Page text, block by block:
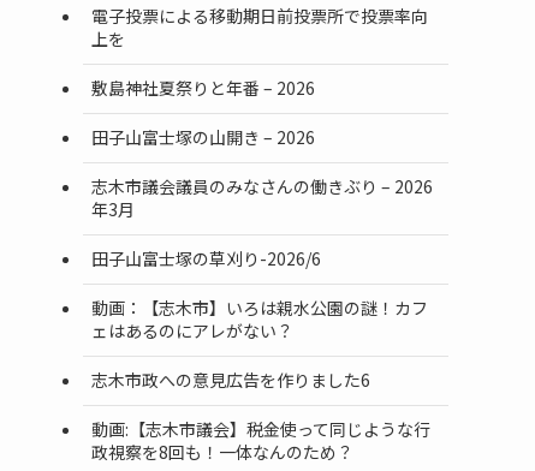
電子投票による移動期日前投票所で投票率向
上を
敷島神社夏祭りと年番 – 2026
田子山富士塚の山開き – 2026
志木市議会議員のみなさんの働きぶり – 2026
年3月
田子山富士塚の草刈り-2026/6
動画：【志木市】いろは親水公園の謎！カフ
ェはあるのにアレがない？
志木市政への意見広告を作りました6
動画:【志木市議会】税金使って同じような行
政視察を8回も！一体なんのため？